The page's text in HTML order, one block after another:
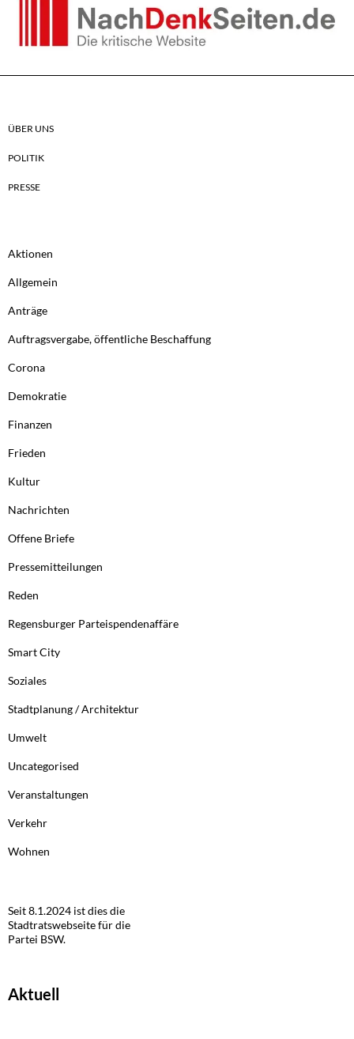
ÜBER UNS
POLITIK
PRESSE
Aktionen
Allgemein
Anträge
Auftragsvergabe, öffentliche Beschaffung
Corona
Demokratie
Finanzen
Frieden
Kultur
Nachrichten
Offene Briefe
Pressemitteilungen
Reden
Regensburger Parteispendenaffäre
Smart City
Soziales
Stadtplanung / Architektur
Umwelt
Uncategorised
Veranstaltungen
Verkehr
Wohnen
Seit 8.1.2024 ist dies die
Stadtratswebseite für die
Partei BSW.
Aktuell